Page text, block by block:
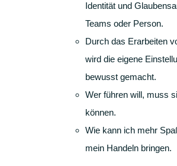
Identität und
Teams oder Person.
Durch das Erarbeiten
wird die eigene
bewusst gemacht.
Wer führen will, muss
können.
Wie kann ich mehr
mein Handeln bringen.